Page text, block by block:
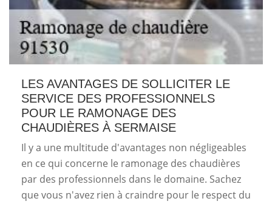
LES AVANTAGES DE SOLLICITER LE
SERVICE DES PROFESSIONNELS
POUR LE RAMONAGE DES
CHAUDIÈRES À SERMAISE
Il y a une multitude d'avantages non négligeables
en ce qui concerne le ramonage des chaudières
par des professionnels dans le domaine. Sachez
que vous n'avez rien à craindre pour le respect du